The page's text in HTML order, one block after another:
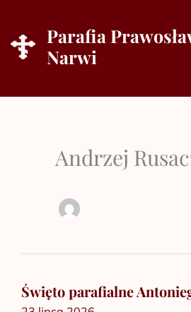
treści
Parafia
Narwi
Andrzej
Święto parafialne
Święto